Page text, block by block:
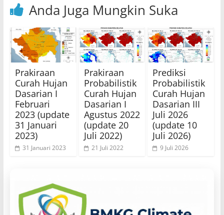
Anda Juga Mungkin Suka
Prakiraan
Curah Hujan
Dasarian I
Februari
2023 (update
31 Januari
2023)
31 Januari 2023
Prakiraan
Probabilistik
Curah Hujan
Dasarian I
Agustus 2022
(update 20
Juli 2022)
21 Juli 2022
Prediksi
Probabilistik
Curah Hujan
Dasarian III
Juli 2026
(update 10
Juli 2026)
9 Juli 2026